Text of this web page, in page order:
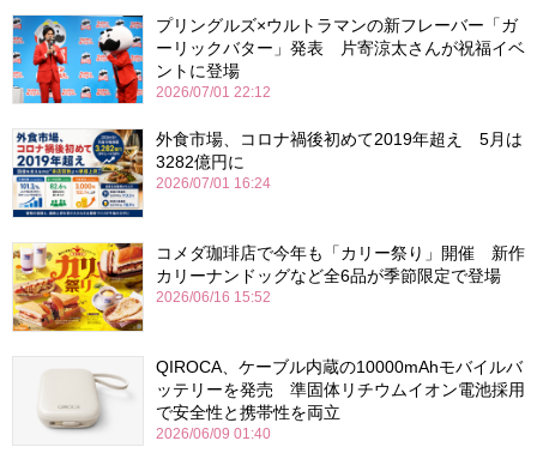
プリングルズ×ウルトラマンの新フレーバー「ガ
ーリックバター」発表 片寄涼太さんが祝福イベ
ントに登場
2026/07/01 22:12
外食市場、コロナ禍後初めて2019年超え 5月は
3282億円に
2026/07/01 16:24
コメダ珈琲店で今年も「カリー祭り」開催 新作
カリーナンドッグなど全6品が季節限定で登場
2026/06/16 15:52
QIROCA、ケーブル内蔵の10000mAhモバイルバ
ッテリーを発売 準固体リチウムイオン電池採用
で安全性と携帯性を両立
2026/06/09 01:40